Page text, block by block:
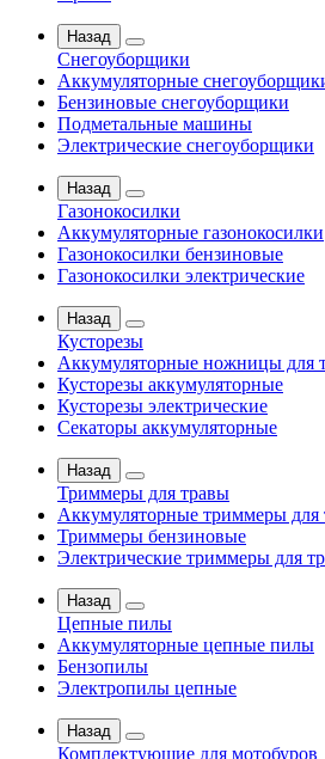
Назад
Снегоуборщики
Аккумуляторные
Бензиновые снегоуборщики
Подметальные машины
Электрические снегоуборщики
Назад
Газонокосилки
Аккумуляторные газонокосилки
Газонокосилки бензиновые
Газонокосилки электрические
Назад
Кусторезы
Аккумуляторные ножницы для
Кусторезы аккумуляторные
Кусторезы электрические
Секаторы аккумуляторные
Назад
Триммеры для травы
Аккумуляторные триммеры для
Триммеры бензиновые
Электрические триммеры для
Назад
Цепные пилы
Аккумуляторные цепные пилы
Бензопилы
Электропилы цепные
Назад
Комплектующие для мотобуров